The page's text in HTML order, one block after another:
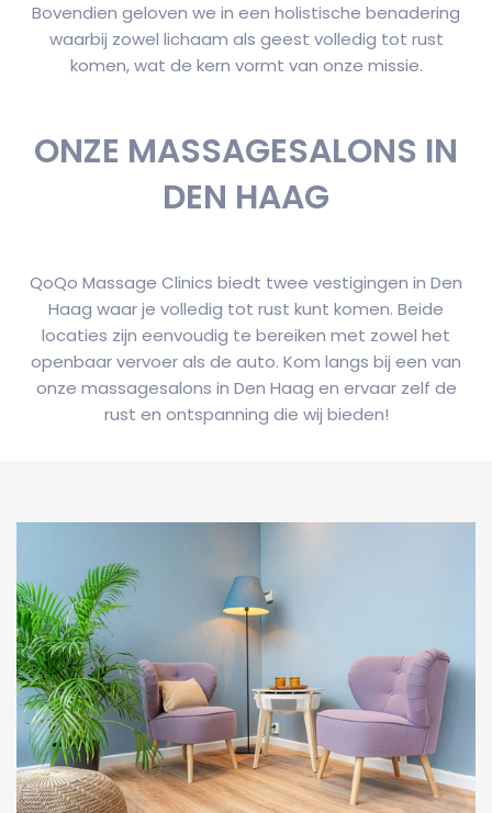
Bovendien geloven we in een holistische benadering
waarbij zowel lichaam als geest volledig tot rust
komen, wat de kern vormt van onze missie.
ONZE MASSAGESALONS IN
DEN HAAG
QoQo Massage Clinics biedt twee vestigingen in Den
Haag waar je volledig tot rust kunt komen. Beide
locaties zijn eenvoudig te bereiken met zowel het
openbaar vervoer als de auto. Kom langs bij een van
onze massagesalons in Den Haag en ervaar zelf de
rust en ontspanning die wij bieden!